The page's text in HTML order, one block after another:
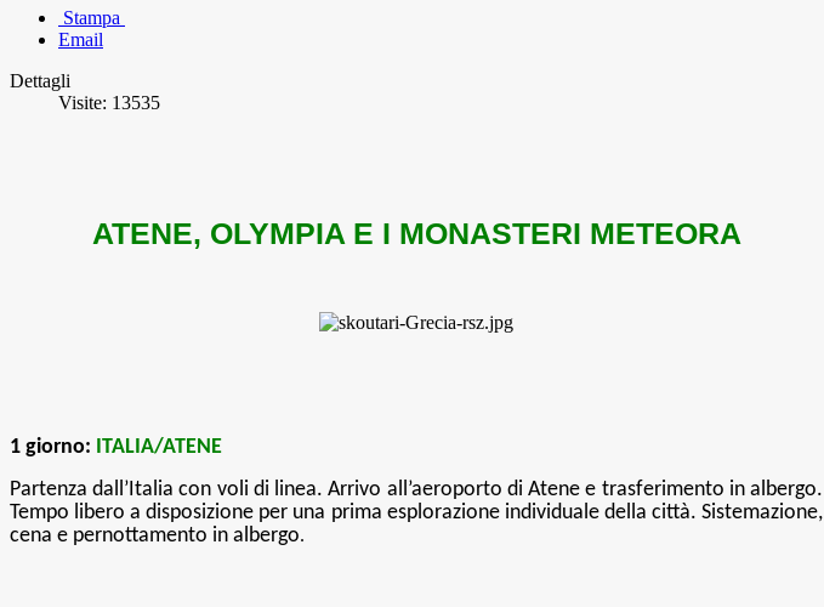
Stampa
Email
Dettagli
Visite: 13535
ATENE, OLYMPIA E I MONASTERI METEORA
1 giorno: ITALIA/ATENE
Partenza dall’Italia con voli di linea. Arrivo all’aeroporto di Atene e trasferimento in albergo.
Tempo libero a disposizione per una prima esplorazione individuale della città. Sistemazione,
cena e pernottamento in albergo.